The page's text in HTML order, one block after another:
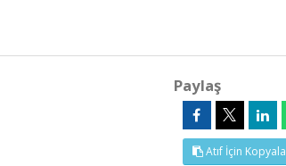
Paylaş
Atıf İçin Kopyala